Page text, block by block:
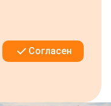
Согласен